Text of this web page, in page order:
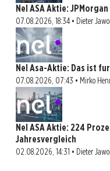
Nel ASA Aktie:
07.08.2026, 18:34 • Dieter
Nel Asa-Aktie: Das ist
07.08.2026, 07:43 • Mirko
Nel ASA Aktie: 224
Jahresvergleich
02.08.2026, 14:31 • Dieter